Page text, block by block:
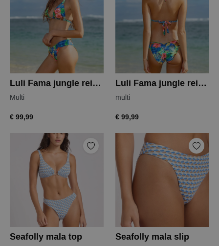
Luli Fama jungle reign top
Multi
€ 99,99
Luli Fama jungle reign slip
multi
€ 99,99
Seafolly mala top Seafolly mala slip